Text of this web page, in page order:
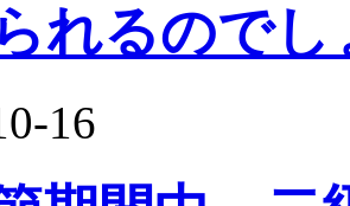
れるのでし
16